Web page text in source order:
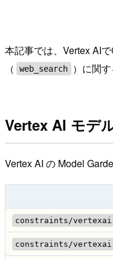
本記事では、Vertex AI
（
web_search ）に関
Vertex AI モデ
Vertex AI の Model
constraints/
constraints/